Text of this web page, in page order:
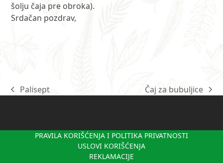
šolju čaja pre obroka).
Srdačan pozdrav,
previous
Palisept
next
Čaj za bubuljice
PRAVILA KORIŠĆENJA I POLITIKA PRIVATNOSTI
USLOVI KORIŠĆENJA
REKLAMACIJE